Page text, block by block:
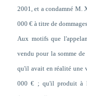
2001, et a condamné M.
000 € à titre de
Aux motifs que
vendu pour la somme
qu'il avait en réalité une
000 € ; qu'il produit à